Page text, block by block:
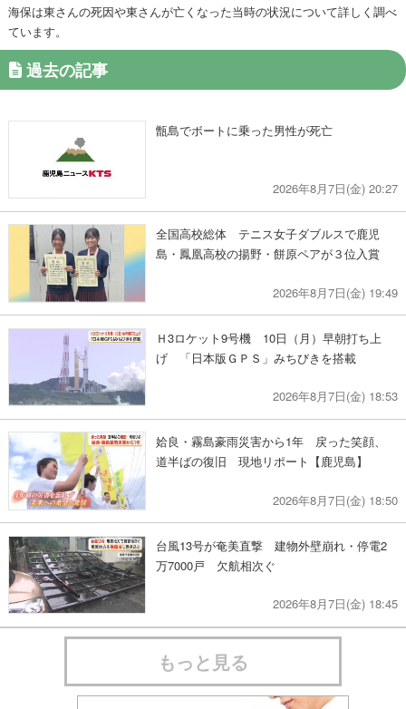
海保は東さんの死因や東さんが亡くなった当時の状況について詳しく調べ
ています。
過去の記事
甑島でボートに乗った男性が死亡
2026年8月7日(金) 20:27
全国高校総体 テニス女子ダブルスで鹿児
島・鳳凰高校の揚野・餅原ペアが３位入賞
2026年8月7日(金) 19:49
Ｈ3ロケット9号機 10日（月）早朝打ち上
げ 「日本版ＧＰＳ」みちびきを搭載
2026年8月7日(金) 18:53
姶良・霧島豪雨災害から1年 戻った笑顔、
道半ばの復旧 現地リポート【鹿児島】
2026年8月7日(金) 18:50
台風13号が奄美直撃 建物外壁崩れ・停電2
万7000戸 欠航相次ぐ
2026年8月7日(金) 18:45
もっと見る